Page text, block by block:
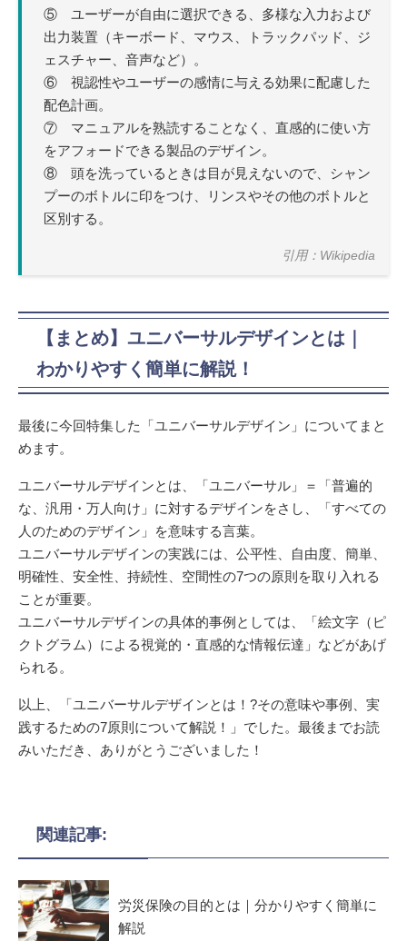
⑤ ユーザーが自由に選択できる、多様な入力および
出力装置（キーボード、マウス、トラックパッド、ジ
ェスチャー、音声など）。
⑥ 視認性やユーザーの感情に与える効果に配慮した
配色計画。
⑦ マニュアルを熟読することなく、直感的に使い方
をアフォードできる製品のデザイン。
⑧ 頭を洗っているときは目が見えないので、シャン
プーのボトルに印をつけ、リンスやその他のボトルと
区別する。
引用：Wikipedia
【まとめ】ユニバーサルデザインとは｜
わかりやすく簡単に解説！
最後に今回特集した「ユニバーサルデザイン」についてまと
めます。
ユニバーサルデザインとは、「ユニバーサル」＝「普遍的
な、汎用・万人向け」に対するデザインをさし、「すべての
人のためのデザイン」を意味する言葉。
ユニバーサルデザインの実践には、公平性、自由度、簡単、
明確性、安全性、持続性、空間性の7つの原則を取り入れる
ことが重要。
ユニバーサルデザインの具体的事例としては、「絵文字（ピ
クトグラム）による視覚的・直感的な情報伝達」などがあげ
られる。
以上、「ユニバーサルデザインとは！?その意味や事例、実
践するための7原則について解説！」でした。最後までお読
みいただき、ありがとうございました！
関連記事:
労災保険の目的とは｜分かりやすく簡単に
解説